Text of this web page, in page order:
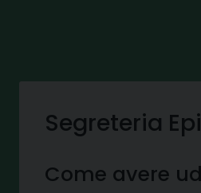
Segreteria
Come avere